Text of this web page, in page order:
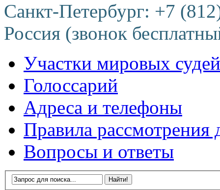
Санкт-Петербург: +7
Россия (звонок
Участки мировых судей
Голоссарий
Адреса и телефоны
Правила рассмотрения
Вопросы и ответы